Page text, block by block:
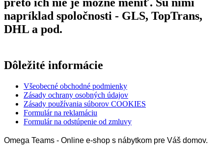
napríklad spoločnosti - GLS, TopTrans,
DHL a pod.
Dôležité informácie
Všeobecné obchodné podmienky
Zásady ochrany osobných údajov
Zásady používania súborov COOKIES
Formulár na reklamáciu
Formulár na odstúpenie od zmluvy
Omega Teams - Online e-shop s nábytkom pre Váš domov.